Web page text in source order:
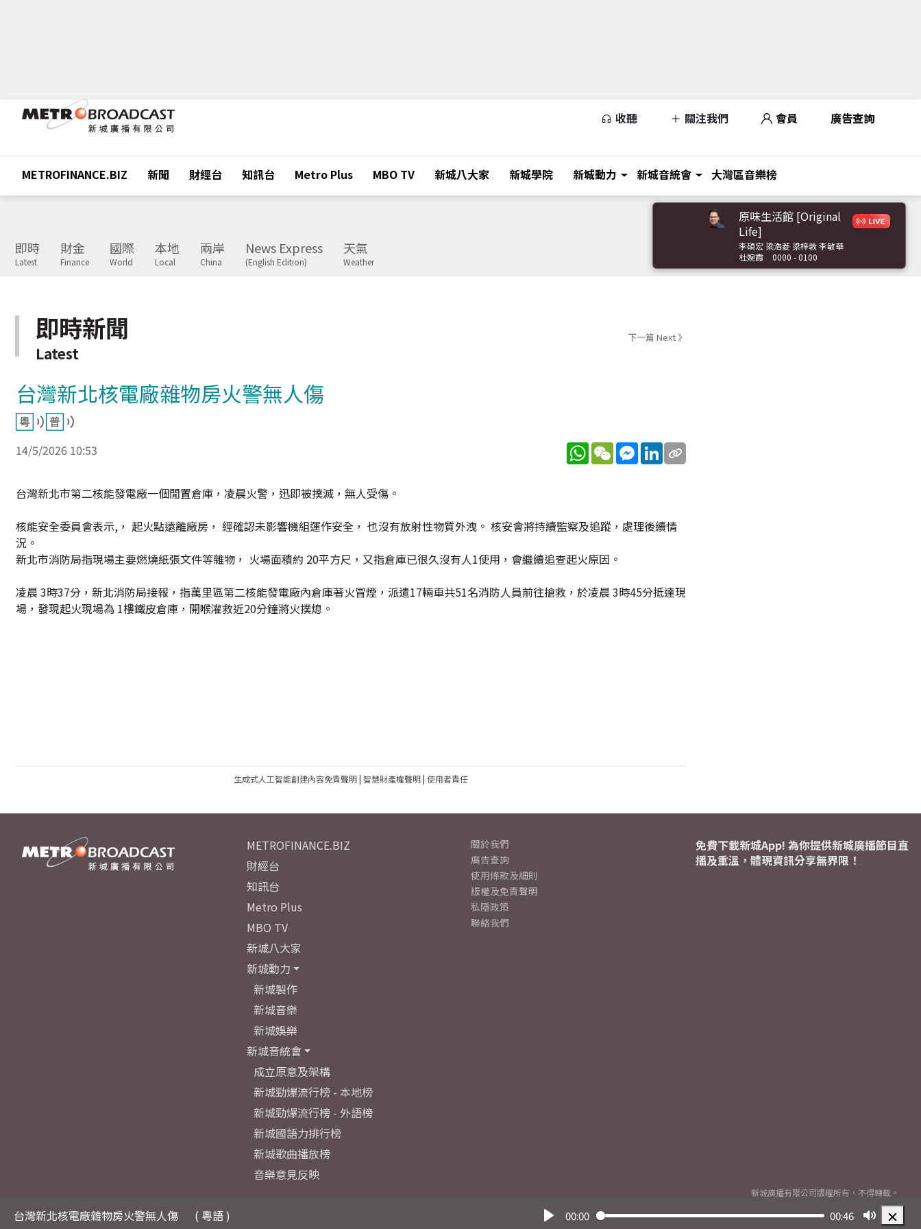
收聽 關注我們 會員 廣告查詢
METROFINANCE.BIZ 新聞 財經台 知訊台 Metro Plus MBO TV 新城八大家 新城學院 新城動力 新城音統會 大灣區音樂榜
即時
Latest
財金
Finance
國際
World
本地
Local
兩岸
China
News Express
(English Edition)
天氣
Weather
原味生活館 [Original
Life]
李碩宏 梁浩菱 梁梓敦 李敏華
杜婉霞
0000 - 0100
即時新聞
Latest
下一篇 Next 》
台灣新北核電廠雜物房火警無人傷
14/5/2026 10:53 WhatsApp
WeChatMessenger
LinkedIn
台灣新北市第二核能發電廠一個閒置倉庫，凌晨火警，迅即被撲滅，無人受傷。
核能安全委員會表示,， 起火點遠離廠房， 經確認未影響機組運作安全， 也沒有放射性物質外洩。 核安會將持續監察及追蹤，處理後續情
況。
新北市消防局指現場主要燃燒紙張文件等雜物， 火場面積約 20平方尺，又指倉庫已很久沒有人1使用，會繼續追查起火原因。
凌晨 3時37分，新北消防局接報，指萬里區第二核能發電廠內倉庫著火冒煙，派遣17輛車共51名消防人員前往搶救，於凌晨 3時45分抵達現
場，發現起火現場為 1樓鐵皮倉庫，開喉灌救近20分鐘將火撲熄。
生成式人工智能創建內容免責聲明| 智慧財產權聲明| 使用者責任
台灣新北核電廠雜物房火警無人傷
( 粵語 )
00:00 00:46
METROFINANCE.BIZ
財經台
知訊台
Metro Plus
MBO TV
新城八大家
新城動力
新城製作
新城音樂
新城娛樂
新城音統會
成立原意及架構
新城勁爆流行榜 - 本地榜
新城勁爆流行榜 - 外語榜
新城國語力排行榜
新城歌曲播放榜
音樂意見反映
關於我們
廣告查詢
使用條款及細則
版權及免責聲明
私隱政策
聯絡我們
免費下載新城App! 為你提供新城廣播節目直
播及重溫，體現資訊分享無界限！
新城廣播有限公司版權所有，不得轉載。
2026© Metro Broadcast Corporation Limited. All rights reserved.